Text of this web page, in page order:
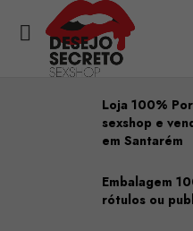

Loja 100%
sexshop e
em Santarém
Embalagem
rótulos ou